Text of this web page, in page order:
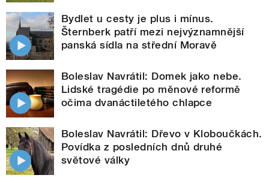
Bydlet u cesty je plus i mínus.
Šternberk patří mezi nejvýznamnější
panská sídla na střední Moravě
Boleslav Navrátil: Domek jako nebe.
Lidské tragédie po měnové reformě
očima dvanáctiletého chlapce
Boleslav Navrátil: Dřevo v Kloboučkách.
Povídka z posledních dnů druhé
světové války